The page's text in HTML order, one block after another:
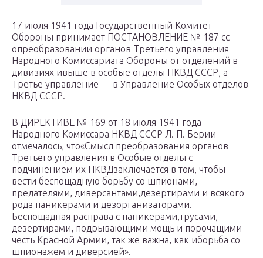
17 июля 1941 года Государственный Комитет
Обороны принимает ПОСТАНОВЛЕНИЕ № 187 сс
опреобразовании органов Третьего управления
Народного Комиссариата Обороны от отделений в
дивизиях ивыше в особые отделы НКВД СССР, а
Третье управление — в Управление Особых отделов
НКВД СССР.
В ДИРЕКТИВЕ № 169 от 18 июля 1941 года
Народного Комиссара НКВД СССР Л. П. Берии
отмечалось, что«Смысл преобразования органов
Третьего управления в Особые отделы с
подчинением их НКВДзаключается в том, чтобы
вести беспощадную борьбу со шпионами,
предателями, диверсантами,дезертирами и всякого
рода паникерами и дезорганизаторами.
Беспощадная расправа с паникерами,трусами,
дезертирами, подрывающими мощь и порочащими
честь Красной Армии, так же важна, как иборьба со
шпионажем и диверсией».